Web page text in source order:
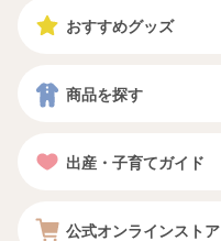
おすすめグッズ
商品を探す
出産・子育てガイド
公式オンラインストア